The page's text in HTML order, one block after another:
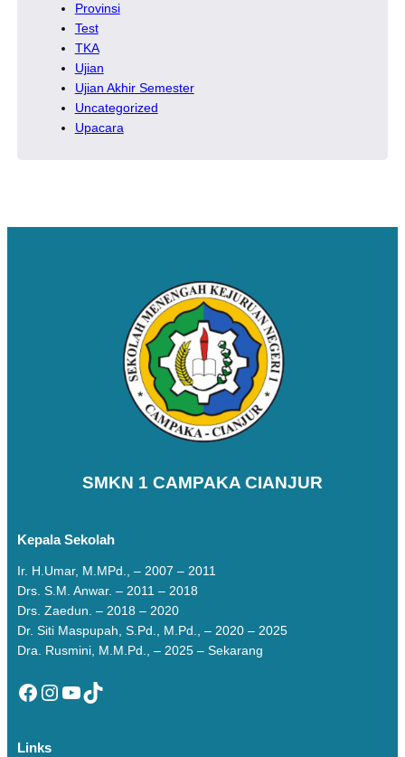
Provinsi
Test
TKA
Ujian
Ujian Akhir Semester
Uncategorized
Upacara
SMKN 1 CAMPAKA CIANJUR
Kepala Sekolah
Ir. H.Umar, M.MPd., – 2007 – 2011
Drs. S.M. Anwar. – 2011 – 2018
Drs. Zaedun. – 2018 – 2020
Dr. Siti Maspupah, S.Pd., M.Pd., – 2020 – 2025
Dra. Rusmini, M.M.Pd., – 2025 – Sekarang
Facebook Instagram YouTube TikTok
Links